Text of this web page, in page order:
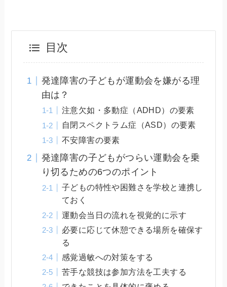
目次
発達障害の子どもが運動会を嫌がる理
由は？
注意欠如・多動症（ADHD）の要素
自閉スペクトラム症（ASD）の要素
不安障害の要素
発達障害の子どもがつらい運動会を乗
り切るための6つのポイント
子どもの特性や困難さを学校と連携し
ておく
運動会当日の流れを視覚的に示す
必要に応じて休憩できる場所を確保す
る
感覚過敏への対策をする
苦手な競技は参加方法を工夫する